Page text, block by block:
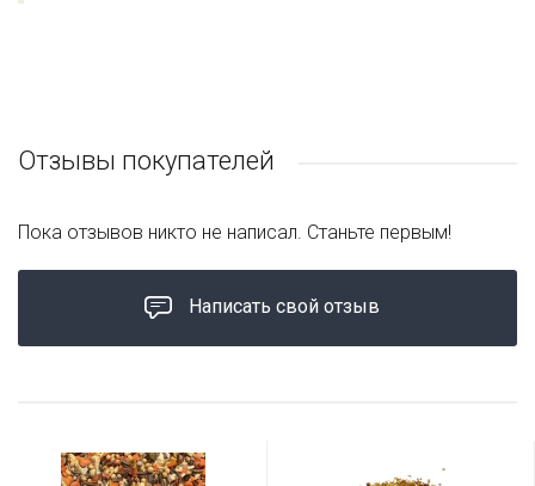
Отзывы покупателей
Написать свой отзыв
Пока отзывов никто не написал. Станьте первым!